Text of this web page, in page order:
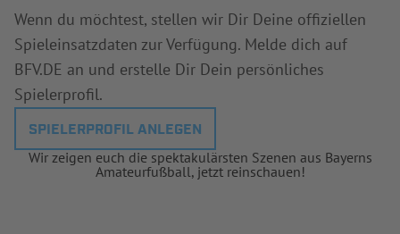
Wenn du möchtest, stellen wir Dir Deine offiziellen
Spieleinsatzdaten zur Verfügung. Melde dich auf
BFV.DE an und erstelle Dir Dein persönliches
Spielerprofil.
SPIELERPROFIL ANLEGEN
Wir zeigen euch die spektakulärsten Szenen aus Bayerns
Amateurfußball, jetzt reinschauen!